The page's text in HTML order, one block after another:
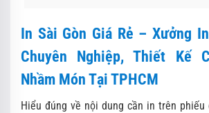
In Sài Gòn Giá Rẻ – Xưởng
Chuyên Nghiệp, Thiết Kế
Nhầm Món Tại TPHCM
Hiểu đúng về nội dung cần in trên phiếu